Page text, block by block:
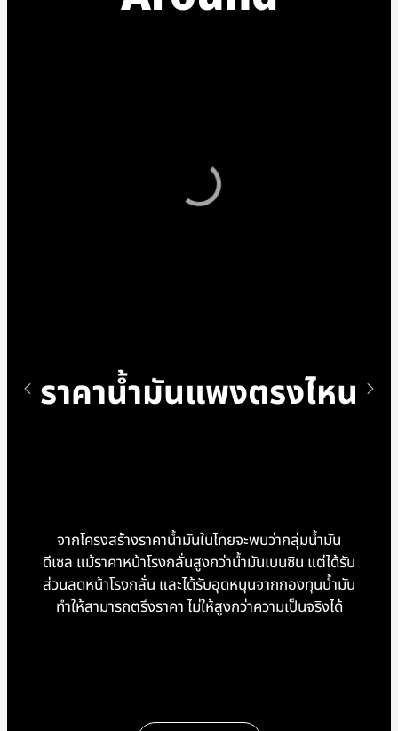
ราคาน้ำมันแพงตรงไหน
จากโครงสร้างราคาน้ำมันในไทยจะพบว่ากลุ่มน้ำมัน
ดีเซล แม้ราคาหน้าโรงกลั่นสูงกว่าน้ำมันเบนซิน แต่ได้รับ
ส่วนลดหน้าโรงกลั่น และได้รับอุดหนุนจากกองทุนน้ำมัน
ทำให้สามารถตรึงราคา ไม่ให้สูงกว่าความเป็นจริงได้